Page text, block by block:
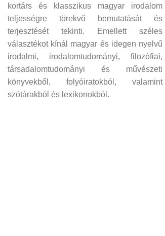
kortárs és klasszikus magyar irodalom
teljességre törekvő bemutatását és
terjesztését tekinti. Emellett széles
választékot kínál magyar és idegen nyelvű
irodalmi, irodalomtudományi, filozófiai,
társadalomtudományi és művészeti
könyvekből, folyóiratokból, valamint
szótárakból és lexikonokból.